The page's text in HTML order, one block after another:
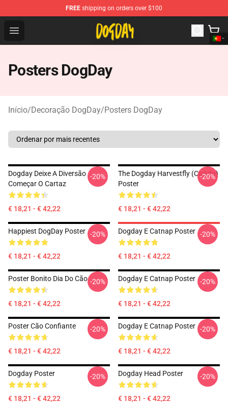
FREE shipping on orders over $100
Open menu
DogDay Store - Official DogDay Merchandise Shop
Posters DogDay
Início/Decoração DogDay/Posters DogDay
Dogday Deixe A Diversão
Começar O Cartaz
€ 18,21 - € 42,22
-20%
The Dogday Harvestfly (Cicada)
Poster
€ 18,21 - € 42,22
-20%
Happiest DogDay Poster
€ 18,21 - € 42,22
-20% Dogday E Catnap Poster
€ 18,21 - € 42,22
-20%
Poster Bonito Dia Do Cão
€ 18,21 - € 42,22
-20% Dogday E Catnap Poster
€ 18,21 - € 42,22
-20%
Poster Cão Confiante
€ 18,21 - € 42,22
-20% Dogday E Catnap Poster
€ 18,21 - € 42,22
-20%
Dogday Poster
€ 18,21 - € 42,22
-20% Dogday Head Poster
€ 18,21 - € 42,22
-20%